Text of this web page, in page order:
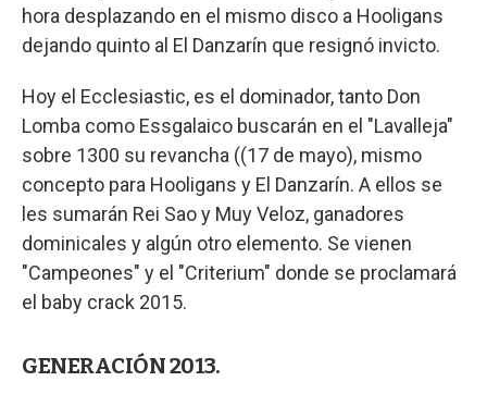
hora desplazando en el mismo disco a Hooligans
dejando quinto al El Danzarín que resignó invicto.
Hoy el Ecclesiastic, es el dominador, tanto Don
Lomba como Essgalaico buscarán en el "Lavalleja"
sobre 1300 su revancha ((17 de mayo), mismo
concepto para Hooligans y El Danzarín. A ellos se
les sumarán Rei Sao y Muy Veloz, ganadores
dominicales y algún otro elemento. Se vienen
"Campeones" y el "Criterium" donde se proclamará
el baby crack 2015.
GENERACIÓN 2013.